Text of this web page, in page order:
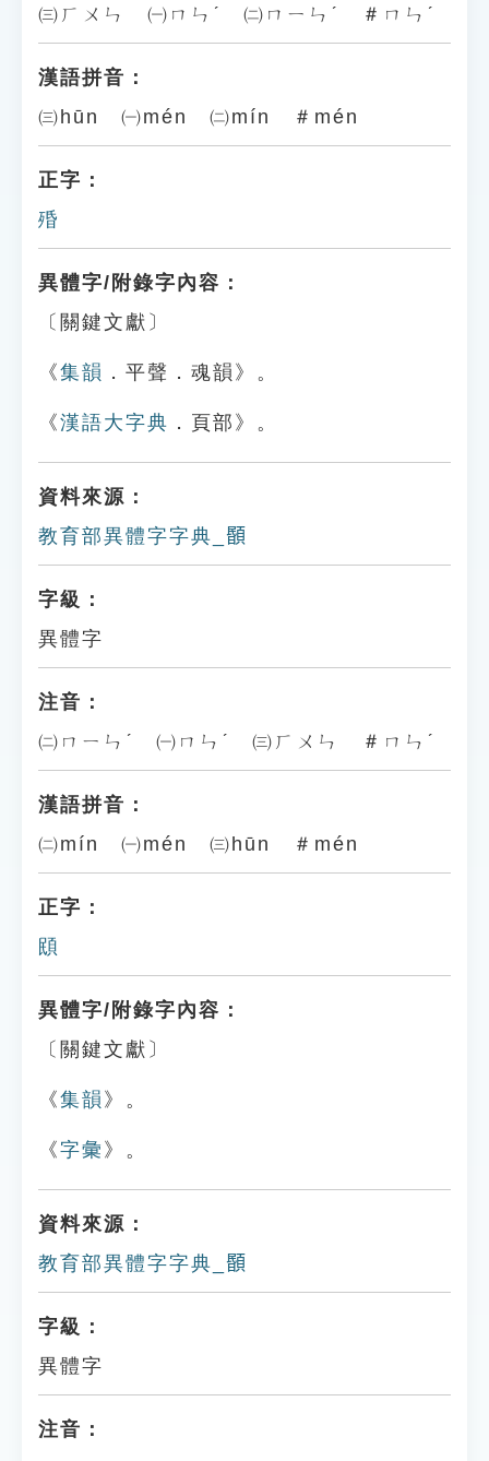
㈢ㄏㄨㄣ ㈠ㄇㄣˊ ㈡ㄇㄧㄣˊ ＃ㄇㄣˊ
漢語拼音：
㈢hūn ㈠mén ㈡mín ＃mén
正字：
殙
異體字/附錄字內容：
〔關鍵文獻〕
《集韻 ．平聲．魂韻》。
《漢語大字典 ．頁部》。
資料來源：
教育部異體字字典_𩔉
字級：
異體字
注音：
㈡ㄇㄧㄣˊ ㈠ㄇㄣˊ ㈢ㄏㄨㄣ ＃ㄇㄣˊ
漢語拼音：
㈡mín ㈠mén ㈢hūn ＃mén
正字：
䪸
異體字/附錄字內容：
〔關鍵文獻〕
《集韻 》。
《字彙 》。
資料來源：
教育部異體字字典_𩔉
字級：
異體字
注音：